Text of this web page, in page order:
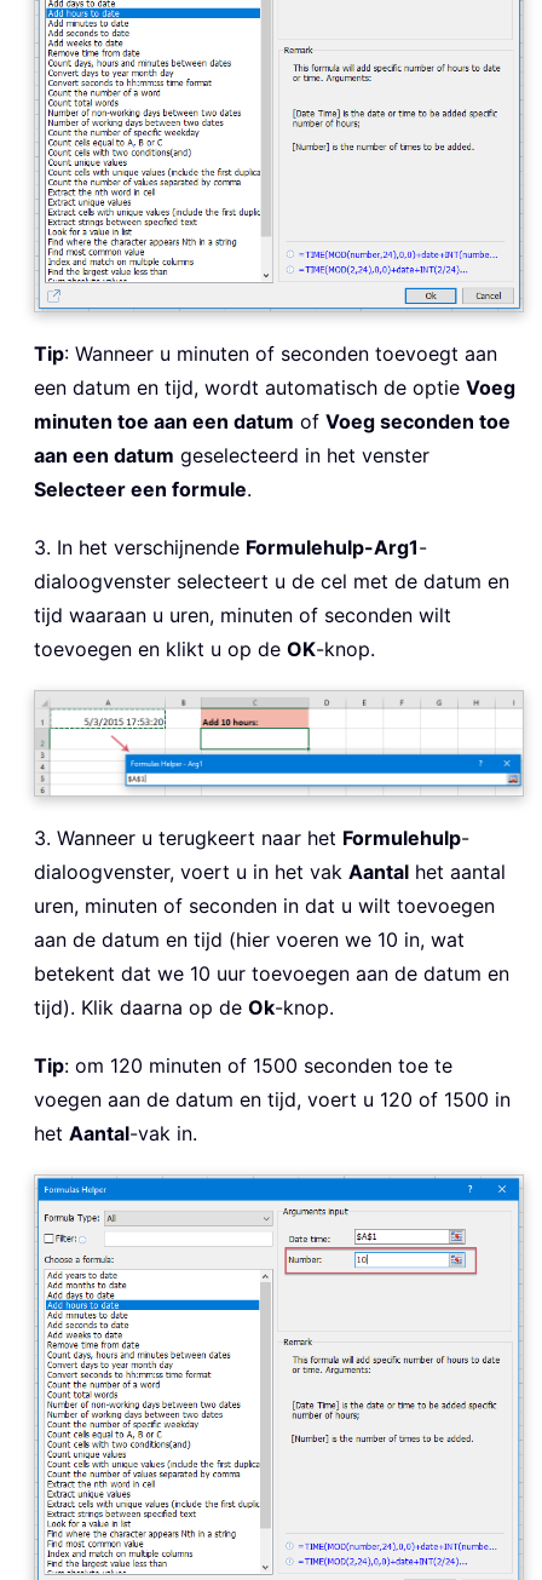
Tip: Wanneer u minuten of seconden toevoegt aan
een datum en tijd, wordt automatisch de optie Voeg
minuten toe aan een datum of Voeg seconden toe
aan een datum geselecteerd in het venster
Selecteer een formule.
3. In het verschijnende Formulehulp-Arg1-
dialoogvenster selecteert u de cel met de datum en
tijd waaraan u uren, minuten of seconden wilt
toevoegen en klikt u op de OK-knop.
3. Wanneer u terugkeert naar het Formulehulp-
dialoogvenster, voert u in het vak Aantal het aantal
uren, minuten of seconden in dat u wilt toevoegen
aan de datum en tijd (hier voeren we 10 in, wat
betekent dat we 10 uur toevoegen aan de datum en
tijd). Klik daarna op de Ok-knop.
Tip: om 120 minuten of 1500 seconden toe te
voegen aan de datum en tijd, voert u 120 of 1500 in
het Aantal-vak in.